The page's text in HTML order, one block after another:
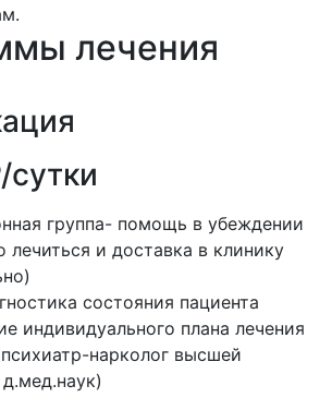
лечения
группа- помощь в убеждении
лечиться и доставка в клинику
состояния пациента
индивидуального плана лечения
нарколог высшей